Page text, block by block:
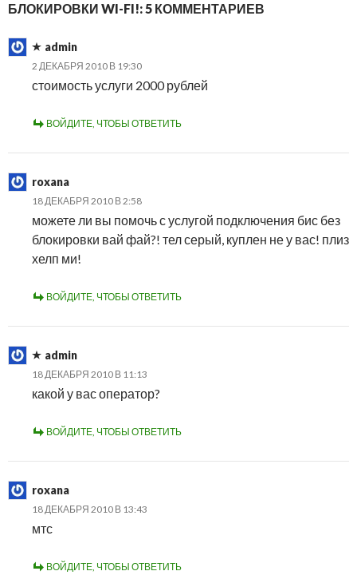
БЛОКИРОВКИ WI-FI!: 5 КОММЕНТАРИЕВ
admin
2 ДЕКАБРЯ 2010 В 19:30
стоимость услуги 2000 рублей
ВОЙДИТЕ, ЧТОБЫ ОТВЕТИТЬ
roxana
18 ДЕКАБРЯ 2010 В 2:58
можете ли вы помочь с услугой подключения бис без
блокировки вай фай?! тел серый, куплен не у вас! плиз
хелп ми!
ВОЙДИТЕ, ЧТОБЫ ОТВЕТИТЬ
admin
18 ДЕКАБРЯ 2010 В 11:13
какой у вас оператор?
ВОЙДИТЕ, ЧТОБЫ ОТВЕТИТЬ
roxana
18 ДЕКАБРЯ 2010 В 13:43
мтс
ВОЙДИТЕ, ЧТОБЫ ОТВЕТИТЬ